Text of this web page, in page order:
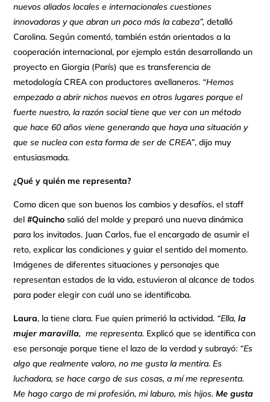
nuevos aliados locales e internacionales cuestiones
innovadoras y que abran un poco más la cabeza”, detalló
Carolina. Según comentó, también están orientados a la
cooperación internacional, por ejemplo están desarrollando un
proyecto en Giorgia (París) que es transferencia de
metodología CREA con productores avellaneros. “Hemos
empezado a abrir nichos nuevos en otros lugares porque el
fuerte nuestro, la razón social tiene que ver con un método
que hace 60 años viene generando que haya una situación y
que se nuclea con esta forma de ser de CREA”, dijo muy
entusiasmada.
¿Qué y quién me representa?
Como dicen que son buenos los cambios y desafíos, el staff
del#Quincho salió del molde y preparó una nueva dinámica
para los invitados. Juan Carlos, fue el encargado de asumir el
reto, explicar las condiciones y guiar el sentido del momento.
Imágenes de diferentes situaciones y personajes que
representan estados de la vida, estuvieron al alcance de todos
para poder elegir con cuál uno se identificaba.
Laura, la tiene clara. Fue quien primerió la actividad. “Ella,la
mujer maravilla, me representa. Explicó que se identifica con
ese personaje porque tiene el lazo de la verdad y subrayó: “Es
algo que realmente valoro, no me gusta la mentira. Es
luchadora, se hace cargo de sus cosas, a mí me representa.
Me hago cargo de mi profesión, mi laburo, mis hijos.Me gusta